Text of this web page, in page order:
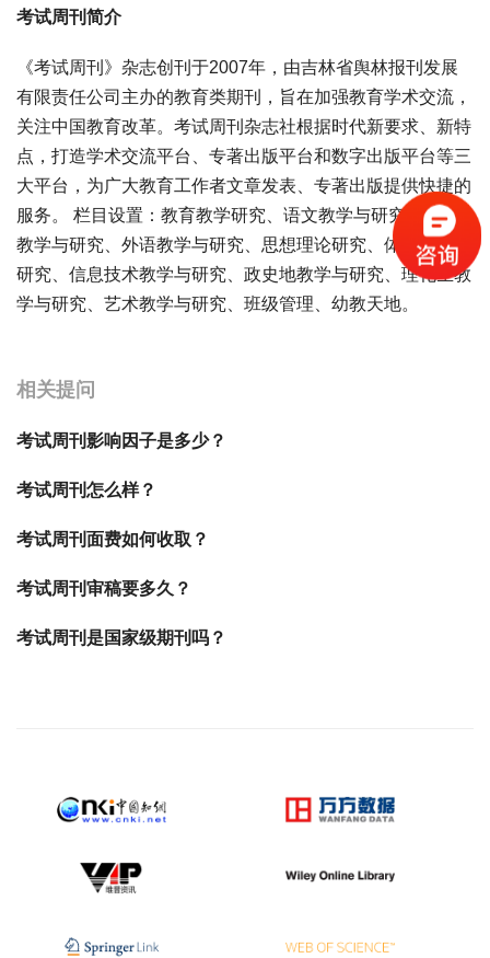
考试周刊简介
《考试周刊》杂志创刊于2007年，由吉林省舆林报刊发展
有限责任公司主办的教育类期刊，旨在加强教育学术交流，
关注中国教育改革。考试周刊杂志社根据时代新要求、新特
点，打造学术交流平台、专著出版平台和数字出版平台等三
大平台，为广大教育工作者文章发表、专著出版提供快捷的
服务。 栏目设置：教育教学研究、语文教学与研究、数学
教学与研究、外语教学与研究、思想理论研究、体育教学与
研究、信息技术教学与研究、政史地教学与研究、理化生教
学与研究、艺术教学与研究、班级管理、幼教天地。
相关提问
考试周刊影响因子是多少？
考试周刊怎么样？
考试周刊面费如何收取？
考试周刊审稿要多久？
考试周刊是国家级期刊吗？